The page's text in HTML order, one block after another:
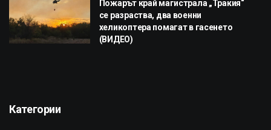
Пожарът край магистрала „Тракия“
се разраства, два военни
хеликоптера помагат в гасенето
(ВИДЕО)
Категории